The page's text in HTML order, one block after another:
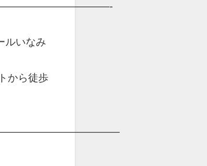
ルいなみ
から徒歩